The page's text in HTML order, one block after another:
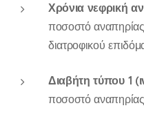
Χρόνια νεφρική
ποσοστό αναπηρίας
διατροφικού
Διαβήτη τύπου 1
ποσοστό